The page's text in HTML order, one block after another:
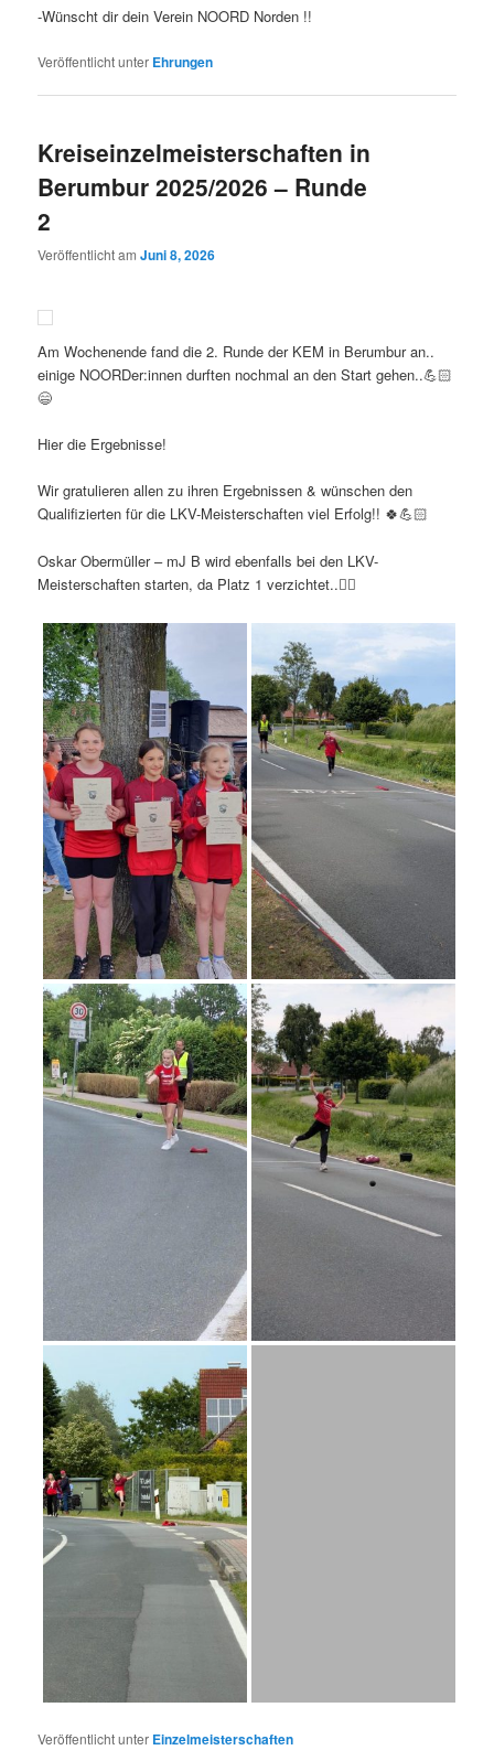
-Wünscht dir dein Verein NOORD Norden !!
Veröffentlicht unter Ehrungen
Kreiseinzelmeisterschaften in
Berumbur 2025/2026 – Runde
2
Veröffentlicht amJuni 8, 2026
Am Wochenende fand die 2. Runde der KEM in Berumbur an..
einige NOORDer:innen durften nochmal an den Start gehen..💪🏻
😄
Hier die Ergebnisse!
Wir gratulieren allen zu ihren Ergebnissen & wünschen den
Qualifizierten für die LKV-Meisterschaften viel Erfolg!! 🍀💪🏻
Oskar Obermüller – mJ B wird ebenfalls bei den LKV-
Meisterschaften starten, da Platz 1 verzichtet..👍🏻
Veröffentlicht unter Einzelmeisterschaften